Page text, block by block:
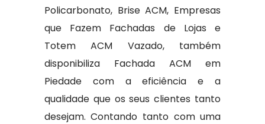
Policarbonato, Brise ACM, Empresas
que Fazem Fachadas de Lojas e
Totem ACM Vazado, também
disponibiliza Fachada ACM em
Piedade com a eficiência e a
qualidade que os seus clientes tanto
desejam. Contando tanto com uma